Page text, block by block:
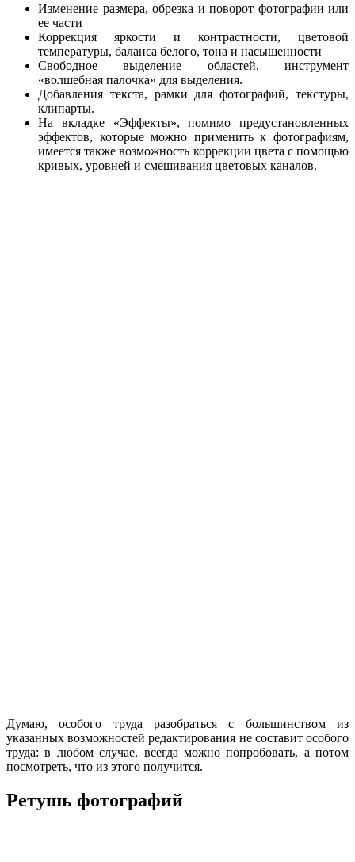
Изменение размера, обрезка и поворот фотографии или
ее части
Коррекция яркости и контрастности, цветовой
температуры, баланса белого, тона и насыщенности
Свободное выделение областей, инструмент
«волшебная палочка» для выделения.
Добавления текста, рамки для фотографий, текстуры,
клипарты.
На вкладке «Эффекты», помимо предустановленных
эффектов, которые можно применить к фотографиям,
имеется также возможность коррекции цвета с помощью
кривых, уровней и смешивания цветовых каналов.
Думаю, особого труда разобраться с большинством из
указанных возможностей редактирования не составит особого
труда: в любом случае, всегда можно попробовать, а потом
посмотреть, что из этого получится.
Ретушь фотографий